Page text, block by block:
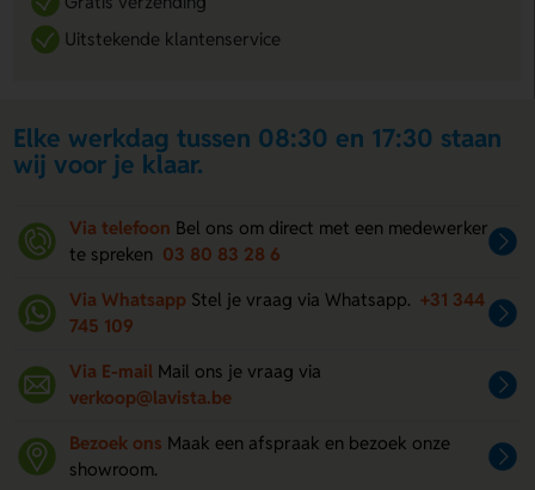
Uitstekende klantenservice
Elke werkdag tussen 08:30 en 17:30 staan
wij voor je klaar.
Via telefoon Bel ons om direct met een medewerker
te spreken 03 80 83 28 6
Via Whatsapp Stel je vraag via Whatsapp. +31 344
745 109
Via E-mail Mail ons je vraag via
verkoop@lavista.be
Bezoek ons Maak een afspraak en bezoek onze
showroom.